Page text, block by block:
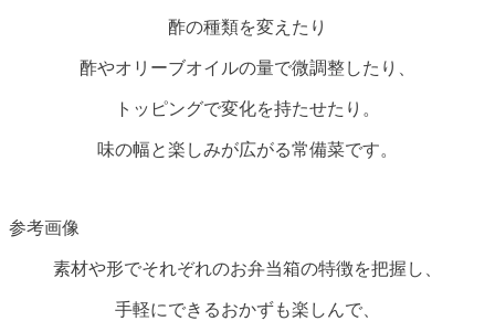
酢の種類を変えたり
酢やオリーブオイルの量で微調整したり、
トッピングで変化を持たせたり。
味の幅と楽しみが広がる常備菜です。
参考画像
素材や形でそれぞれのお弁当箱の特徴を把握し、
手軽にできるおかずも楽しんで、